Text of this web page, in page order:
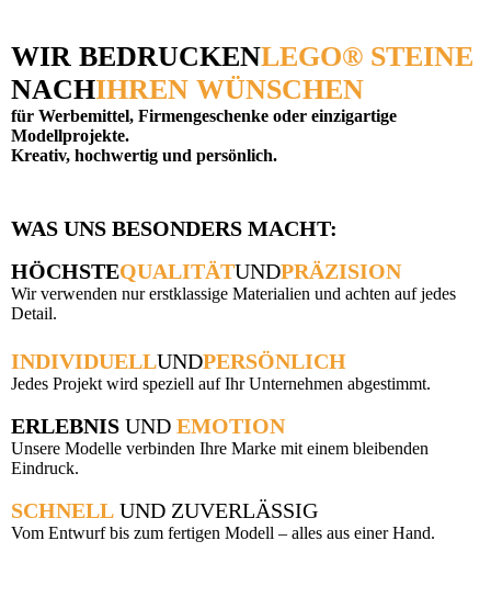
WIR BEDRUCKENLEGO® STEINE
NACHIHREN WÜNSCHEN
für Werbemittel, Firmengeschenke oder einzigartige
Modellprojekte.
Kreativ, hochwertig und persönlich.
WAS UNS BESONDERS MACHT:
HÖCHSTEQUALITÄTUNDPRÄZISION
Wir verwenden nur erstklassige Materialien und achten auf jedes
Detail.
INDIVIDUELLUNDPERSÖNLICH
Jedes Projekt wird speziell auf Ihr Unternehmen abgestimmt.
ERLEBNIS UND EMOTION
Unsere Modelle verbinden Ihre Marke mit einem bleibenden
Eindruck.
SCHNELL UND ZUVERLÄSSIG
Vom Entwurf bis zum fertigen Modell – alles aus einer Hand.